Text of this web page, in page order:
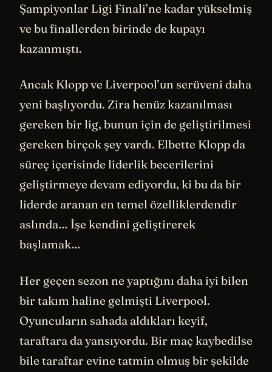
Şampiyonlar Ligi Finali’ne kadar yükselmiş
ve bu finallerden birinde de kupayı
kazanmıştı.
Ancak Klopp ve Liverpool’un serüveni daha
yeni başlıyordu. Zira henüz kazanılması
gereken bir lig, bunun için de geliştirilmesi
gereken birçok şey vardı. Elbette Klopp da
süreç içerisinde liderlik becerilerini
geliştirmeye devam ediyordu, ki bu da bir
liderde aranan en temel özelliklerdendir
aslında… İşe kendini geliştirerek
başlamak…
Her geçen sezon ne yaptığını daha iyi bilen
bir takım haline gelmişti Liverpool.
Oyuncuların sahada aldıkları keyif,
taraftara da yansıyordu. Bir maç kaybedilse
bile taraftar evine tatmin olmuş bir şekilde